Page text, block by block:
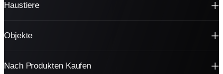
Haustiere
Objekte
Nach Produkten Kaufen